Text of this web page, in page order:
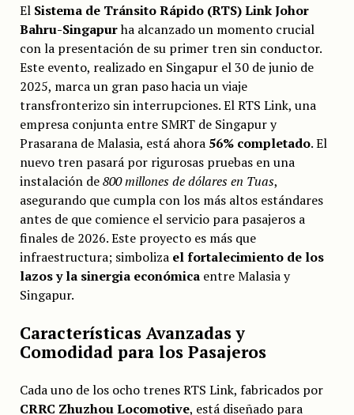
El Sistema de Tránsito Rápido (RTS) Link Johor
Bahru-Singapurha alcanzado un momento crucial
con la presentación de su primer tren sin conductor.
Este evento, realizado en Singapur el 30 de junio de
2025, marca un gran paso hacia un viaje
transfronterizo sin interrupciones. El RTS Link, una
empresa conjunta entre SMRT de Singapur y
Prasarana de Malasia, está ahora 56% completado. El
nuevo tren pasará por rigurosas pruebas en una
instalación de800 millones de dólares en Tuas,
asegurando que cumpla con los más altos estándares
antes de que comience el servicio para pasajeros a
finales de 2026. Este proyecto es más que
infraestructura; simboliza el fortalecimiento de los
lazos y la sinergia económicaentre Malasia y
Singapur.
Características Avanzadas y
Comodidad para los Pasajeros
Cada uno de los ocho trenes RTS Link, fabricados por
CRRC Zhuzhou Locomotive, está diseñado para